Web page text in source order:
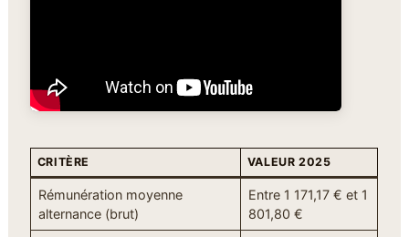
CRITÈRE VALEUR 2025
Rémunération moyenne
alternance (brut)
Entre 1 171,17 € et 1
801,80 €